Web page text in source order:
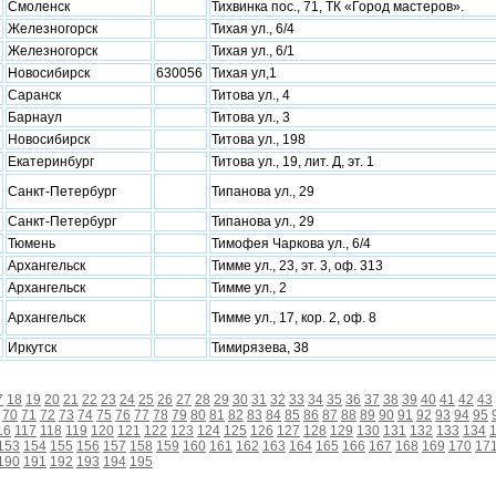
Смоленск
Тихвинка пос., 71, ТК «Город мастеров».
Железногорск
Тихая ул., 6/4
Железногорск
Тихая ул., 6/1
Новосибирск
630056
Тихая ул,1
Саранск
Титова ул., 4
Барнаул
Титова ул., 3
Новосибирск
Титова ул., 198
Екатеринбург
Титова ул., 19, лит. Д, эт. 1
Санкт-Петербург
Типанова ул., 29
Санкт-Петербург
Типанова ул., 29
Тюмень
Тимофея Чаркова ул., 6/4
Архангельск
Тимме ул., 23, эт. 3, оф. 313
Архангельск
Тимме ул., 2
Архангельск
Тимме ул., 17, кор. 2, оф. 8
Иркутск
Тимирязева, 38
18 19 20 21 22 23 24 25 26 27 28 29 30 31 32 33 34 35 36 37 38 39 40 41 42 43
70 71 72 73 74 75 76 77 78 79 80 81 82 83 84 85 86 87 88 89 90 91 92 93 94 95
117 118 119 120 121 122 123 124 125 126 127 128 129 130 131 132 133 134
154 155 156 157 158 159 160 161 162 163 164 165 166 167 168 169 170
191 192 193 194 195